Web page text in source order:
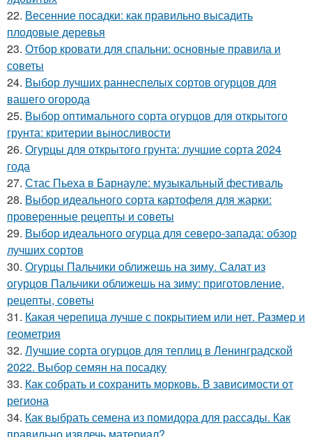
22. Весенние посадки: как правильно высадить
плодовые деревья
23. Отбор кровати для спальни: основные правила и
советы
24. Выбор лучших раннеспелых сортов огурцов для
вашего огорода
25. Выбор оптимального сорта огурцов для открытого
грунта: критерии выносливости
26. Огурцы для открытого грунта: лучшие сорта 2024
года
27. Стас Пьеха в Барнауле: музыкальный фестиваль
28. Выбор идеального сорта картофеля для жарки:
проверенные рецепты и советы
29. Выбор идеального огурца для северо-запада: обзор
лучших сортов
30. Огурцы Пальчики оближешь на зиму. Салат из
огурцов Пальчики оближешь на зиму: приготовление,
рецепты, советы
31. Какая черепица лучше с покрытием или нет. Размер и
геометрия
32. Лучшие сорта огурцов для теплиц в Ленинградской
2022. Выбор семян на посадку
33. Как собрать и сохранить морковь. В зависимости от
региона
34. Как выбрать семена из помидора для рассады. Как